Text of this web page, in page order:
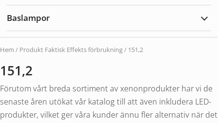
Baslampor
Hem / Produkt Faktisk Effekts förbrukning / 151,2
151,2
Förutom vårt breda sortiment av xenonprodukter har vi de
senaste åren utökat vår katalog till att även inkludera LED-
produkter, vilket ger våra kunder ännu fler alternativ när det